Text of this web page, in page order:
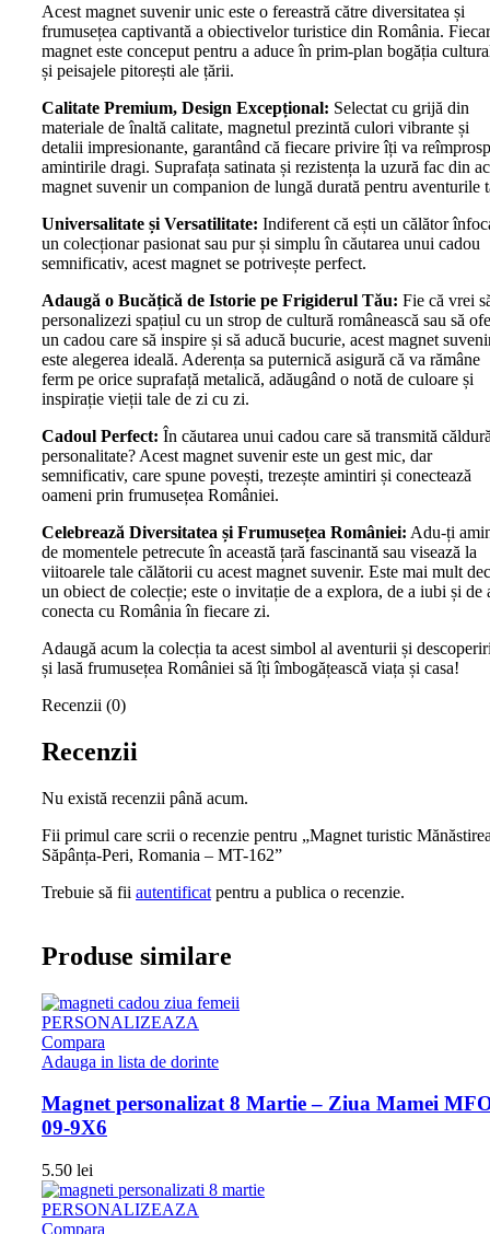
Acest magnet suvenir unic este o fereastră către diversitatea și
frumusețea captivantă a obiectivelor turistice din România.
magnet este conceput pentru a aduce în prim-plan bogăția
și peisajele pitorești ale țării.
Calitate Premium, Design Excepțional: Selectat cu grijă din
materiale de înaltă calitate, magnetul prezintă culori vibrante și
detalii impresionante, garantând că fiecare privire îți va
amintirile dragi. Suprafața satinata și rezistența la uzură fac din
magnet suvenir un companion de lungă durată pentru aventurile
Universalitate și Versatilitate: Indiferent că ești un călător
un colecționar pasionat sau pur și simplu în căutarea unui cadou
semnificativ, acest magnet se potrivește perfect.
Adaugă o Bucățică de Istorie pe Frigiderul Tău: Fie că vrei
personalizezi spațiul cu un strop de cultură românească sau să
un cadou care să inspire și să aducă bucurie, acest magnet
este alegerea ideală. Aderența sa puternică asigură că va rămâne
ferm pe orice suprafață metalică, adăugând o notă de culoare și
inspirație vieții tale de zi cu zi.
Cadoul Perfect: În căutarea unui cadou care să transmită
personalitate? Acest magnet suvenir este un gest mic, dar
semnificativ, care spune povești, trezește amintiri și conectează
oameni prin frumusețea României.
Celebrează Diversitatea și Frumusețea României: Adu-ți
de momentele petrecute în această țară fascinantă sau visează la
viitoarele tale călătorii cu acest magnet suvenir. Este mai mult
un obiect de colecție; este o invitație de a explora, de a iubi și de
conecta cu România în fiecare zi.
Adaugă acum la colecția ta acest simbol al aventurii și
și lasă frumusețea României să îți îmbogățească viața și casa!
Recenzii (0)
Recenzii
Nu există recenzii până acum.
Fii primul care scrii o recenzie pentru „Magnet turistic
Săpânța-Peri, Romania – MT-162”
Trebuie să fii autentificat pentru a publica o recenzie.
Produse similare
PERSONALIZEAZA
Compara
Adauga in lista de dorinte
Magnet personalizat 8 Martie – Ziua Mamei
09-9X6
5.50 lei
PERSONALIZEAZA
Compara